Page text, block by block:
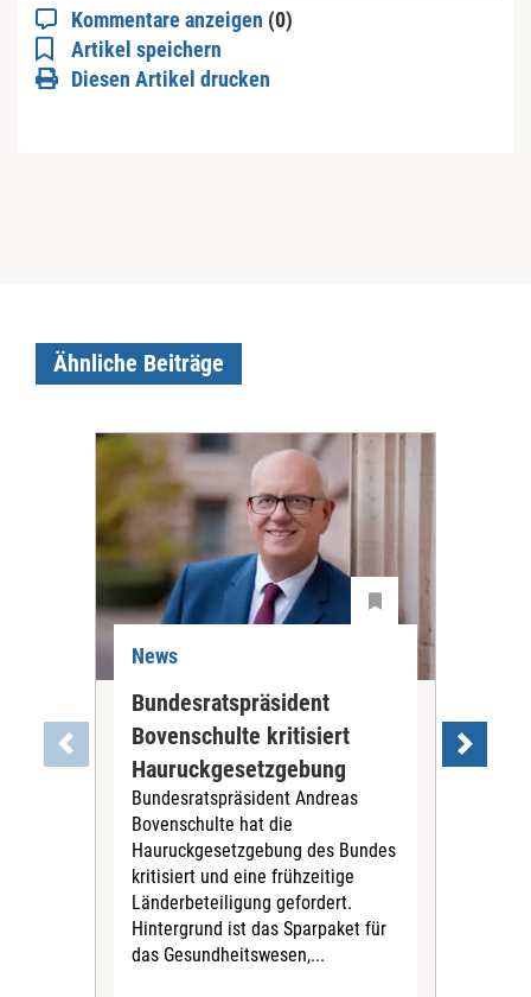
Kommentare anzeigen (0)
Artikel speichern
Diesen Artikel drucken
Ähnliche Beiträge
News
Bundesratspräsident
Bovenschulte kritisiert
Hauruckgesetzgebung
Bundesratspräsident Andreas
Bovenschulte hat die
Hauruckgesetzgebung des Bundes
kritisiert und eine frühzeitige
Länderbeteiligung gefordert.
Hintergrund ist das Sparpaket für
das Gesundheitswesen,...